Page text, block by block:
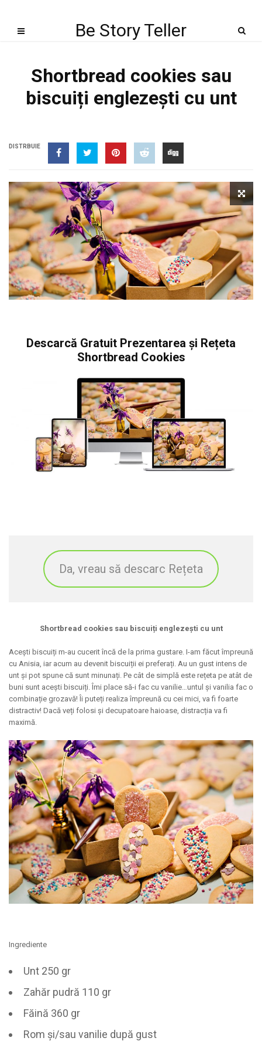
Be Story Teller
Shortbread cookies sau
biscuiți englezești cu unt
DISTRBUIE
Descarcă Gratuit Prezentarea și Rețeta
Shortbread Cookies
Da, vreau să descarc Rețeta
Shortbread cookies sau biscuiți englezești cu unt
Acești biscuiți m-au cucerit încă de la prima gustare. I-am făcut împreună
cu Anisia, iar acum au devenit biscuiții ei preferați. Au un gust intens de
unt și pot spune că sunt minunați. Pe cât de simplă este rețeta pe atât de
buni sunt acești biscuiți. Îmi place să-i fac cu vanilie…untul și vanilia fac o
combinație grozavă! Îi puteți realiza împreună cu cei mici, va fi foarte
distractiv! Dacă veți folosi și decupatoare haioase, distracția va fi
maximă.
Ingrediente
Unt 250 gr
Zahăr pudră 110 gr
Făină 360 gr
Rom și/sau vanilie după gust